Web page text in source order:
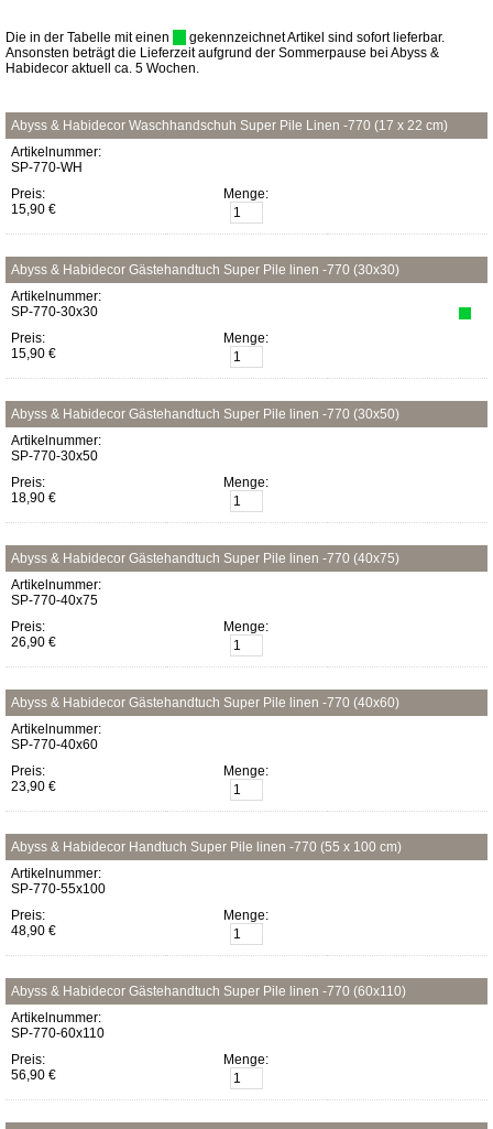
Die in der Tabelle mit einen
gekennzeichnet Artikel sind sofort lieferbar.
Ansonsten beträgt die Lieferzeit aufgrund der Sommerpause bei Abyss &
Habidecor aktuell ca. 5 Wochen.
Abyss & Habidecor Waschhandschuh Super Pile Linen -770 (17 x 22 cm)
Artikelnummer:
SP-770-WH
Preis:
15,90 €
Menge:
Abyss & Habidecor Gästehandtuch Super Pile linen -770 (30x30)
Artikelnummer:
SP-770-30x30
Preis:
15,90 €
Menge:
Abyss & Habidecor Gästehandtuch Super Pile linen -770 (30x50)
Artikelnummer:
SP-770-30x50
Preis:
18,90 €
Menge:
Abyss & Habidecor Gästehandtuch Super Pile linen -770 (40x75)
Artikelnummer:
SP-770-40x75
Preis:
26,90 €
Menge:
Abyss & Habidecor Gästehandtuch Super Pile linen -770 (40x60)
Artikelnummer:
SP-770-40x60
Preis:
23,90 €
Menge:
Abyss & Habidecor Handtuch Super Pile linen -770 (55 x 100 cm)
Artikelnummer:
SP-770-55x100
Preis:
48,90 €
Menge:
Abyss & Habidecor Gästehandtuch Super Pile linen -770 (60x110)
Artikelnummer:
SP-770-60x110
Preis:
56,90 €
Menge: